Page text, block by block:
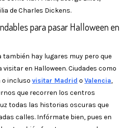
de Charles Dickens.
para pasar Halloween en
también hay lugares muy pero que
en Halloween. Ciudades como
o incluso visitar Madrid o Valencia,
que recorren los centros
todas las historias oscuras que
calles. Infórmate bien, pues en